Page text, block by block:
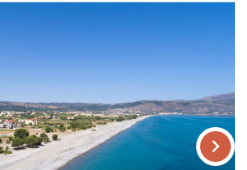
keyboard_arrow_right